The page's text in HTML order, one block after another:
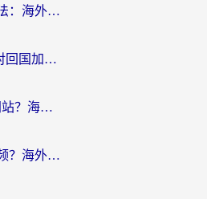
国外用微信加速器的方法：海外党无缝连接国内生活的实用指南
国外看芒果tv总卡？选对回国加速器，轻松追《浪姐》不费劲
在国外怎么看nba直播网站？海外党专属体育观赛指南，告别地区限制！
国外怎么看手机腾讯视频？海外党亲测有效的追剧加速器选择指南